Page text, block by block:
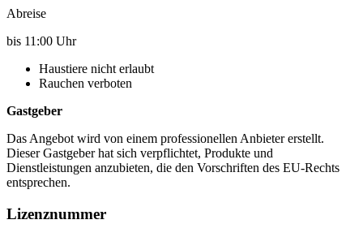
Abreise
bis 11:00 Uhr
Haustiere nicht erlaubt
Rauchen verboten
Gastgeber
Das Angebot wird von einem professionellen Anbieter erstellt.
Dieser Gastgeber hat sich verpflichtet, Produkte und
Dienstleistungen anzubieten, die den Vorschriften des EU-Rechts
entsprechen.
Lizenznummer